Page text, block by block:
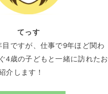
てっす
目ですが、仕事で9年ほど関わ
4歳の子どもと一緒に訪れたお
介します！